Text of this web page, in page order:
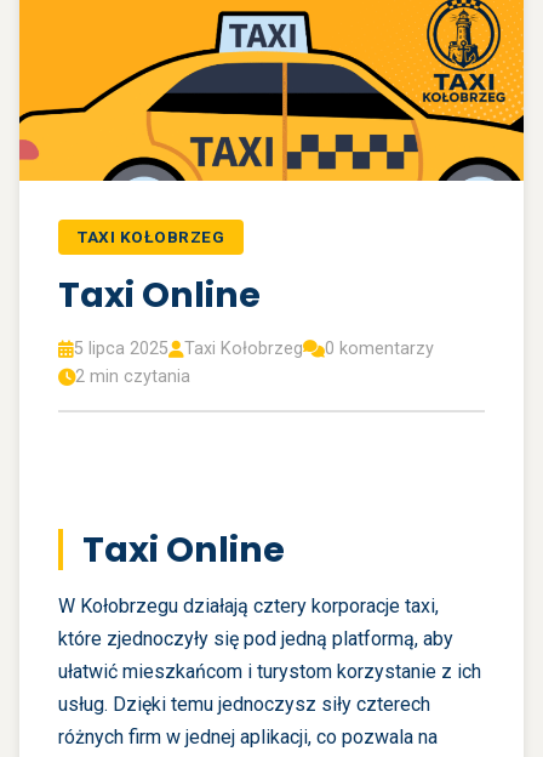
TAXI KOŁOBRZEG
Taxi Online
5 lipca 2025 Taxi Kołobrzeg
0 komentarzy
2 min czytania
Taxi Online
W Kołobrzegu działają cztery korporacje taxi,
które zjednoczyły się pod jedną platformą, aby
ułatwić mieszkańcom i turystom korzystanie z ich
usług. Dzięki temu jednoczysz siły czterech
różnych firm w jednej aplikacji, co pozwala na